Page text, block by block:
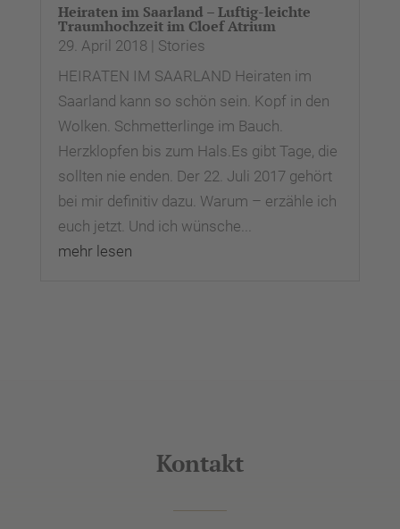
Heiraten im Saarland – Luftig-leichte
Traumhochzeit im Cloef Atrium
29. April 2018| Stories
HEIRATEN IM SAARLAND Heiraten im
Saarland kann so schön sein. Kopf in den
Wolken. Schmetterlinge im Bauch.
Herzklopfen bis zum Hals.Es gibt Tage, die
sollten nie enden. Der 22. Juli 2017 gehört
bei mir definitiv dazu. Warum – erzähle ich
euch jetzt. Und ich wünsche...
mehr lesen
Kontakt